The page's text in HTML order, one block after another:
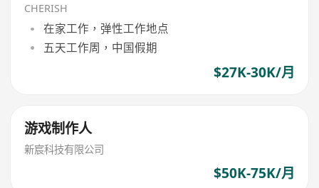
CHERISH
在家工作，弹性工作地点
五天工作周，中国假期
$27K-30K/月
游戏制作人
新宸科技有限公司
$50K-75K/月